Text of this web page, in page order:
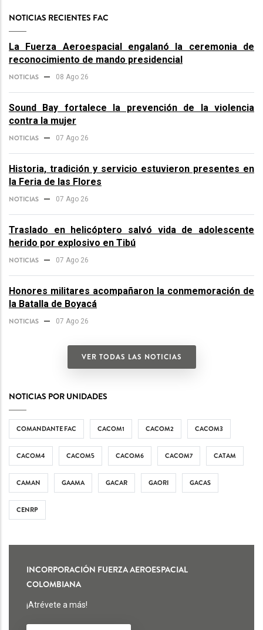
NOTICIAS RECIENTES FAC
La Fuerza Aeroespacial engalanó la ceremonia de
reconocimiento de mando presidencial
NOTICIAS 08 Ago 26
Sound Bay fortalece la prevención de la violencia
contra la mujer
NOTICIAS 07 Ago 26
Historia, tradición y servicio estuvieron presentes en
la Feria de las Flores
NOTICIAS 07 Ago 26
Traslado en helicóptero salvó vida de adolescente
herido por explosivo en Tibú
NOTICIAS 07 Ago 26
Honores militares acompañaron la conmemoración de
la Batalla de Boyacá
NOTICIAS 07 Ago 26
VER TODAS LAS NOTICIAS
NOTICIAS POR UNIDADES
COMANDANTE FAC CACOM1 CACOM2 CACOM3
CACOM4 CACOM5 CACOM6 CACOM7 CATAM
CAMAN GAAMA GACAR GAORI GACAS
CENRP
INCORPORACIÓN FUERZA AEROESPACIAL
COLOMBIANA
¡Atrévete a más!